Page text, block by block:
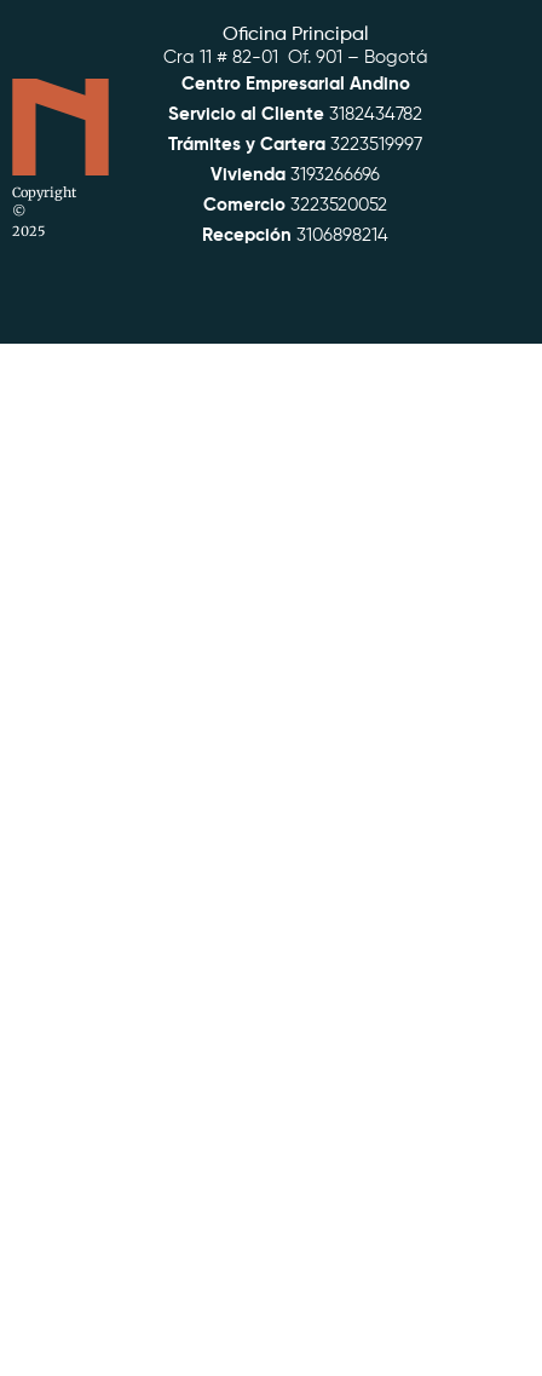
Copyright
©
2025
Oficina Principal
Cra 11 # 82-01 Of. 901 – Bogotá
Centro Empresarial Andino
Servicio al Cliente 3182434782
Trámites y Cartera 3223519997
Vivienda 3193266696
Comercio 3223520052
Recepción 3106898214